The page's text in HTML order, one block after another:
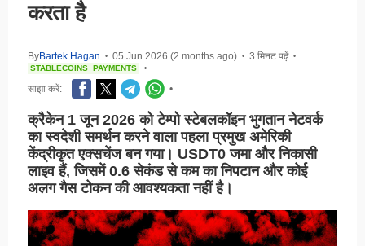
करता है
ByBartek Hagan • 05 Jun 2026 (2 months ago) • 3 मिनट पढ़ें •
STABLECOINS PAYMENTS •
साझा करें: •
क्रैकेन 1 जून 2026 को टेम्पो स्टेबलकॉइन भुगतान नेटवर्क
का स्वदेशी समर्थन करने वाला पहला प्रमुख अमेरिकी
केंद्रीकृत एक्सचेंज बन गया। USDT0 जमा और निकासी
लाइव हैं, जिसमें 0.6 सेकंड से कम का निपटान और कोई
अलग गैस टोकन की आवश्यकता नहीं है।